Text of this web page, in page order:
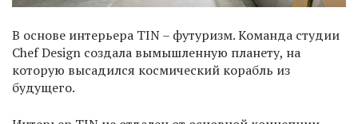
В основе интерьера TIN – футуризм. Команда студии
Chef Design создала вымышленную планету, на
которую высадился космический корабль из
будущего.